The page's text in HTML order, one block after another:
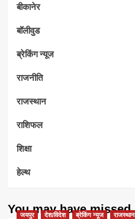
बीकानेर
बॉलीवुड
ब्रेकिंग न्यूज
राजनीति
राजस्थान
राशिफल
शिक्षा
हेल्थ
You may have missed
जयपुर देश/विदेश ब्रेकिंग न्यूज राजस्थान